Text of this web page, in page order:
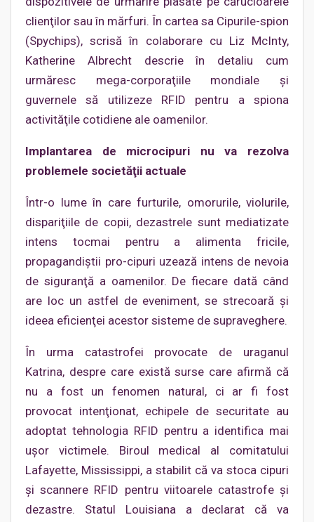
clienţilor sau în mărfuri. În cartea sa Cipurile-spion
(Spychips), scrisă în colaborare cu Liz McInty,
Katherine Albrecht descrie în detaliu cum
urmăresc mega-corporaţiile mondiale şi
guvernele să utilizeze RFID pentru a spiona
activităţile cotidiene ale oamenilor.
Implantarea de microcipuri nu va rezolva
problemele societăţii actuale
Într-o lume în care furturile, omorurile, violurile,
dispariţiile de copii, dezastrele sunt mediatizate
intens tocmai pentru a alimenta fricile,
propagandiştii pro-cipuri uzează intens de nevoia
de siguranţă a oamenilor. De fiecare dată când
are loc un astfel de eveniment, se strecoară şi
ideea eficienţei acestor sisteme de supraveghere.
În urma catastrofei provocate de uraganul
Katrina, despre care există surse care afirmă că
nu a fost un fenomen natural, ci ar fi fost
provocat intenţionat, echipele de securitate au
adoptat tehnologia RFID pentru a identifica mai
uşor victimele. Biroul medical al comitatului
Lafayette, Mississippi, a stabilit că va stoca cipuri
şi scannere RFID pentru viitoarele catastrofe şi
dezastre. Statul Louisiana a declarat că va